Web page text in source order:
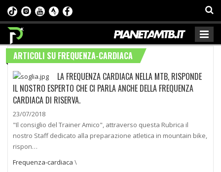
ARTICOLI SU FREQUENZA-CARDIACA
LA FREQUENZA CARDIACA NELLA MTB, RISPONDE
IL NOSTRO ESPERTO CHE CI PARLA ANCHE DELLA FREQUENZA
CARDIACA DI RISERVA.
23/07/2018
"Il consiglio del Trainer Amico", attraverso questa Rubrica il
nostro Staff dedicato alla preparazione atletica in mountain bike,
rispon…
Frequenza-cardiaca \